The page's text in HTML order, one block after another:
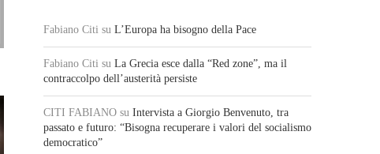
Fabiano Citi su L’Europa ha bisogno della Pace
Fabiano Citi su La Grecia esce dalla “Red zone”, ma il
contraccolpo dell’austerità persiste
CITI FABIANO su Intervista a Giorgio Benvenuto, tra
passato e futuro: “Bisogna recuperare i valori del socialismo
democratico”